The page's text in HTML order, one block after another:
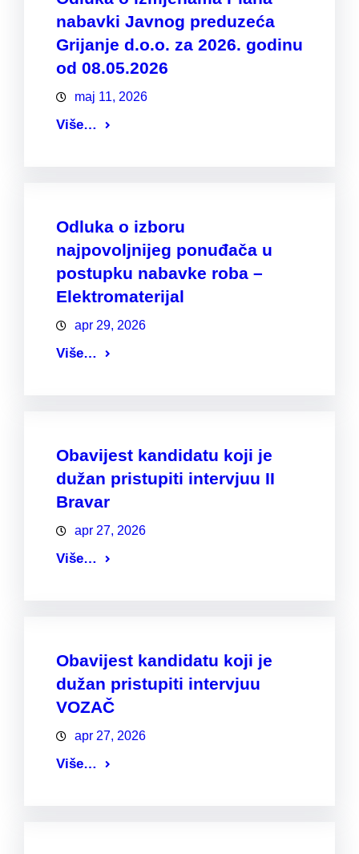
nabavki Javnog preduzeća
Grijanje d.o.o. za 2026. godinu
od 08.05.2026
maj 11, 2026
Više…
Odluka o izboru
najpovoljnijeg ponuđača u
postupku nabavke roba –
Elektromaterijal
apr 29, 2026
Više…
Obavijest kandidatu koji je
dužan pristupiti intervjuu II
Bravar
apr 27, 2026
Više…
Obavijest kandidatu koji je
dužan pristupiti intervjuu
VOZAČ
apr 27, 2026
Više…